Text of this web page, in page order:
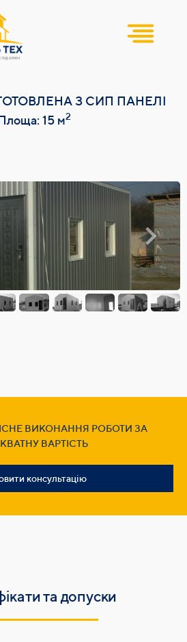
З СИП ПАНЕЛІ
15 м2
ВИКОНАННЯ РОБОТИ ЗА
ВАРТІСТЬ
консультацію
та допуски